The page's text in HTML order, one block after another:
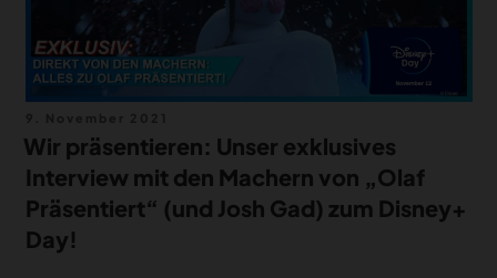
am
Wir präsentieren: Unser exklusives
Interview mit den Machern von „Olaf
Präsentiert“ (und Josh Gad) zum Disney+
Day!